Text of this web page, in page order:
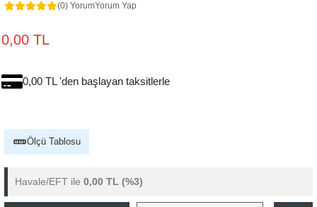
(0) YorumYorum Yap
0,00 TL
0,00 TL 'den başlayan taksitlerle
Ölçü Tablosu
Havale/EFT ile 0,00 TL (%3)